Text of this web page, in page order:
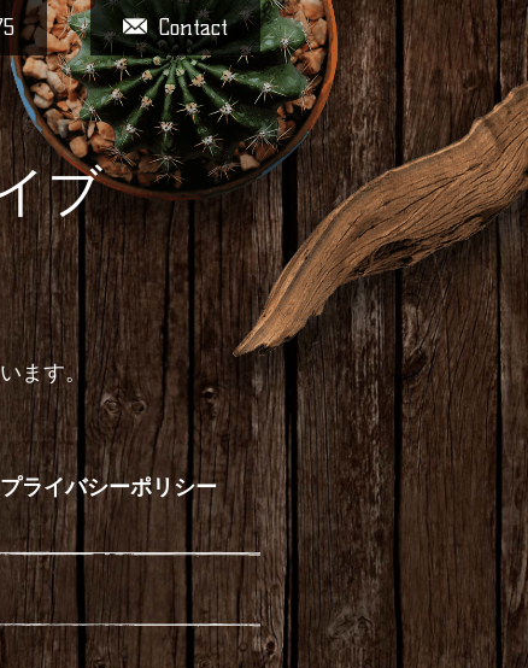
Contact
ブ
ます。
プライバシーポリシー